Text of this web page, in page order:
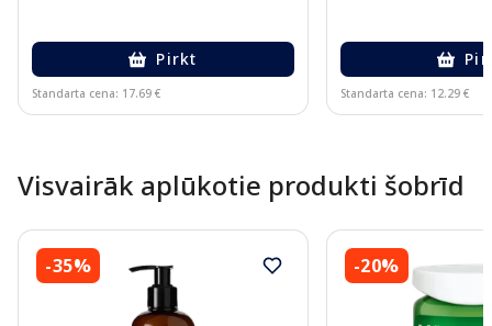
Pirkt
Standarta cena: 17.69 € Standarta cena: 12.29 €
Visvairāk aplūkotie produkti šobrīd
-35% -20%